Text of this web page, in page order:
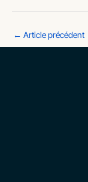
← Article précédent